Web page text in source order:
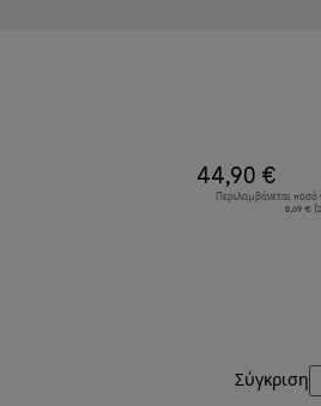
44,90 €
Περιλαμβάνεται
8,69 €
Σύγκριση